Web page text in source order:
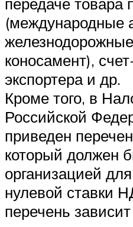
передаче товара
(международные
коносамент),
экспортера и др.
Кроме того, в
Российской
приведен
который должен
организацией
нулевой ставки
перечень